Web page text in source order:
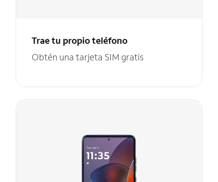
Trae tu propio teléfono
Obtén una tarjeta SIM gratis